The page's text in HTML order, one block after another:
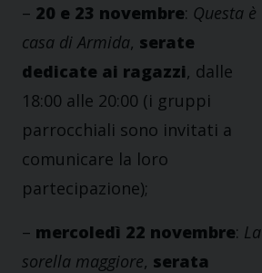
– 20 e 23 novembre: Questa è
casa di Armida, serate
dedicate ai ragazzi, dalle
18:00 alle 20:00 (i gruppi
parrocchiali sono invitati a
comunicare la loro
partecipazione);
– mercoledì 22 novembre: La
sorella maggiore, serata